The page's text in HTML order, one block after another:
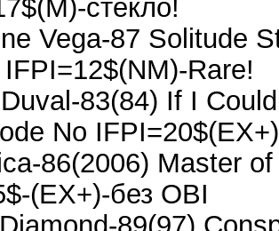
стекло!
Vega-87 Solitude
Rare!
83(84) If I
No
86(2006) Master
(EX+)-без OBI
89(97)